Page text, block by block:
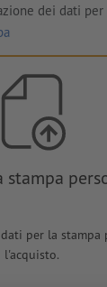
dei dati per
stampa
per la stampa
l'acquisto.